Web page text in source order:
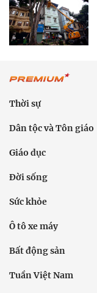
Thời sự
Dân tộc và Tôn giáo
Giáo dục
Đời sống
Sức khỏe
Ô tô xe máy
Bất động sản
Tuần Việt Nam